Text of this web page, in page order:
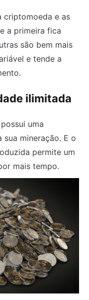
criptomoeda e as
a primeira fica
são bem mais
e tende a
ilimitada
uma
mineração. E o
permite um
mais tempo.